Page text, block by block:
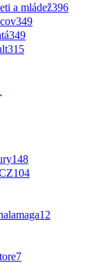
a mládež396
349
349
315
148
104
12
7